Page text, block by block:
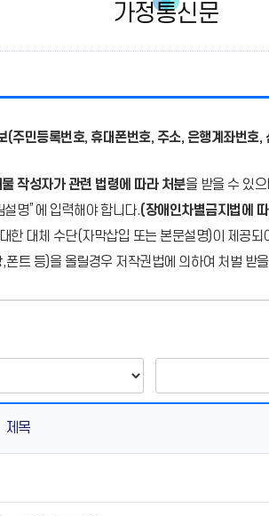
가정통신문
(주민등록번호, 휴대폰번호, 주소, 은행계좌번호
작성자가 관련 법령에 따라 처분을 받을 수 있
명”에 입력해야 합니다.(장애인차별금지법에
한 대체 수단(자막삽입 또는 본문설명)이 제공되
트 등)을 올릴경우 저작권법에 의하여 처벌 받
제목